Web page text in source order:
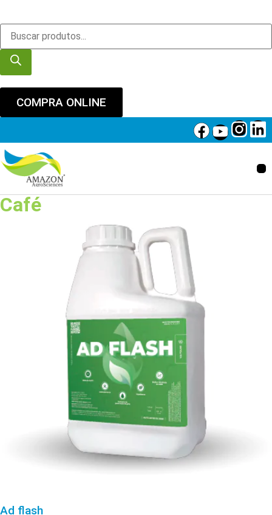
COMPRA ONLINE
Café
Ad flash